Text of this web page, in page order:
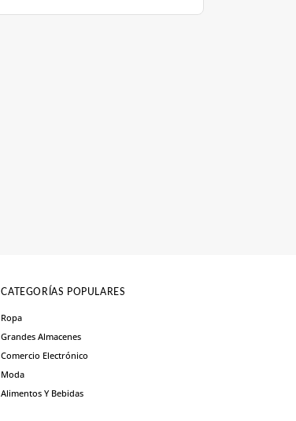
CATEGORÍAS POPULARES
Ropa
Grandes Almacenes
Comercio Electrónico
Moda
Alimentos Y Bebidas